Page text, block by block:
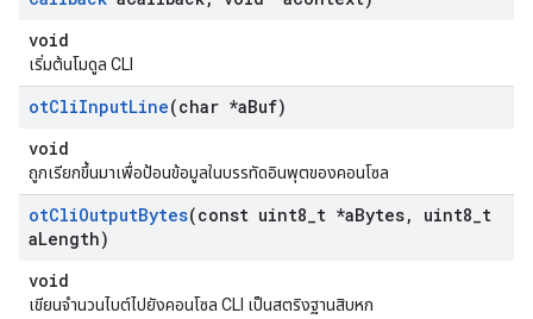
void
เริ่มต้นโมดูล CLI
otCliInputLine(char *aBuf)
void
ถูกเรียกขึ้นมาเพื่อป้อนข้อมูลในบรรทัดอินพุตของคอนโซล
otCliOutputBytes(const uint8 t *aBytes, uint8 t
aLength)
void
เขียนจํานวนไบต์ไปยังคอนโซล CLI เป็นสตริงฐานสิบหก